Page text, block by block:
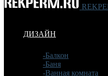
ДИЗАЙН
-Балкон
-Баня
-Ванная комната